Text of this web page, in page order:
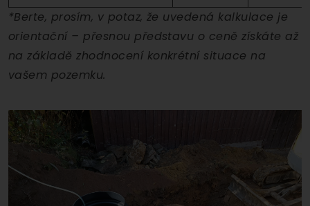
*Berte, prosím, v potaz, že uvedená kalkulace je
orientační – přesnou představu o ceně získáte až
na základě zhodnocení konkrétní situace na
vašem pozemku.